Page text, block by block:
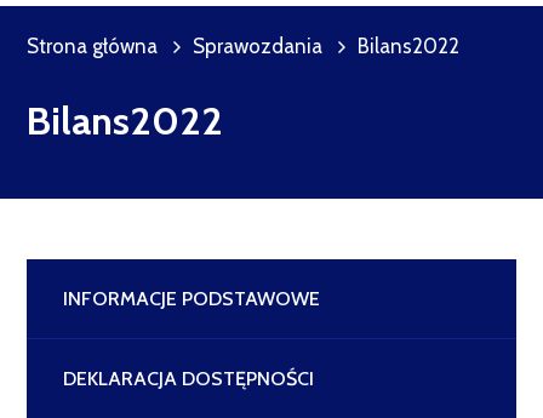
Strona główna Sprawozdania Bilans2022
Bilans2022
INFORMACJE PODSTAWOWE
DEKLARACJA DOSTĘPNOŚCI